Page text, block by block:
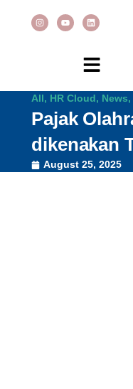
All, HR Cloud, News,
Pajak
dikenakan
August 25, 2025